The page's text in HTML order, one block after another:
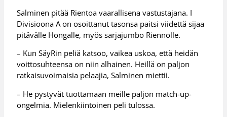
Salminen pitää Rientoa vaarallisena vastustajana. I
Divisioona A on osoittanut tasonsa paitsi viidettä sijaa
pitävälle Hongalle, myös sarjajumbo Riennolle.
– Kun SäyRin peliä katsoo, vaikea uskoa, että heidän
voittosuhteensa on niin alhainen. Heillä on paljon
ratkaisuvoimaisia pelaajia, Salminen miettii.
– He pystyvät tuottamaan meille paljon match-up-
ongelmia. Mielenkiintoinen peli tulossa.